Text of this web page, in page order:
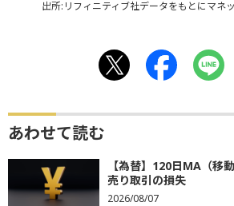
出所:リフィニティブ社データをもとにマネ
あわせて読む
【為替】120日MA（移
売り取引の損失
2026/08/07